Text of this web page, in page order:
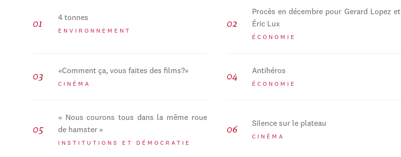
4 tonnes
ENVIRONNEMENT
Procès en décembre pour Gerard Lopez et
Éric Lux
ÉCONOMIE
«Comment ça, vous faites des films?»
CINÉMA
Antihéros
ÉCONOMIE
« Nous courons tous dans la même roue
de hamster »
INSTITUTIONS ET DÉMOCRATIE
Silence sur le plateau
CINÉMA